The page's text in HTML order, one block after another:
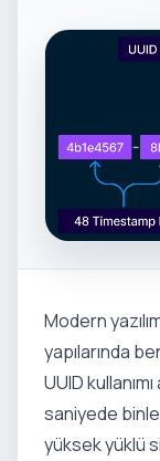
Modern
yapılarında
UUID
saniyede
yüksek yüklü